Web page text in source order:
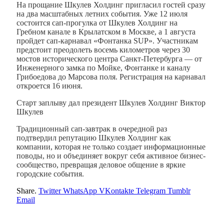
На прощание Шкулев Холдинг пригласил гостей сразу
на два масштабных летних события. Уже 12 июля
состоится сап-прогулка от Шкулев Холдинг на
Гребном канале в Крылатском в Москве, а 1 августа
пройдет сап-карнавал «Фонтанка SUP». Участникам
предстоит преодолеть восемь километров через 30
мостов исторического центра Санкт-Петербурга — от
Инженерного замка по Мойке, Фонтанке и каналу
Грибоедова до Марсова поля. Регистрация на карнавал
откроется 16 июня.
Старт заплыву дал президент Шкулев Холдинг Виктор
Шкулев
Традиционный сап-завтрак в очередной раз
подтвердил репутацию Шкулев Холдинг как
компании, которая не только создает информационные
поводы, но и объединяет вокруг себя активное бизнес-
сообщество, превращая деловое общение в яркие
городские события.
Share. Twitter WhatsApp VKontakte Telegram Tumblr
Email